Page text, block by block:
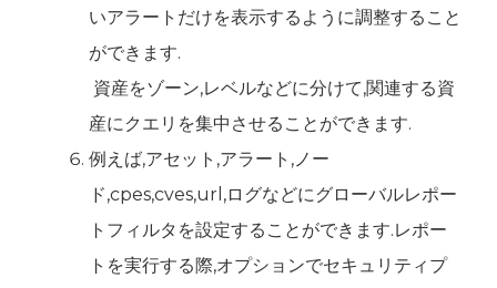
いアラートだけを表示するように調整すること
ができます.
‍ 資産をゾーン,レベルなどに分けて,関連する資
産にクエリを集中させることができます.
例えば,アセット,アラート,ノー
ド,cpes,cves,url,ログなどにグローバルレポー
トフィルタを設定することができます.レポー
トを実行する際,オプションでセキュリティプ